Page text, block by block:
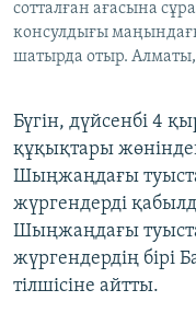
сотталған ағасына
консулдығы
шатырда отыр.
Бүгін, дүйсенбі 4
құқықтары
Шыңжаңдағы
жүргендерді
Шыңжаңдағы
жүргендердің бірі
тілшісіне айтты.